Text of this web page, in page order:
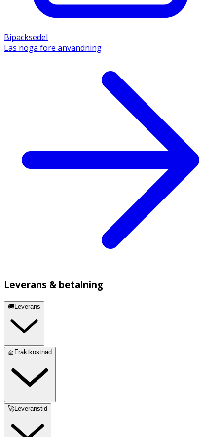
Bipacksedel
Läs noga före användning
Leverans & betalning
🚚Leverans
🧺Fraktkostnad
🚀Leveranstid